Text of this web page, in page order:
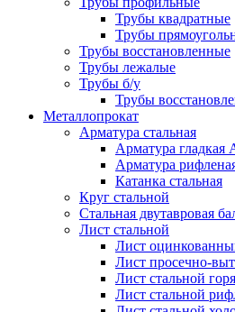
Трубы квадратные
Трубы
Трубы восстановленные
Трубы лежалые
Трубы б/у
Трубы
Металлопрокат
Арматура стальная
Арматура гладкая
Арматура
Катанка стальная
Круг стальной
Стальная двутавровая
Лист стальной
Лист
Лист просечно-
Лист стальной
Лист стальной